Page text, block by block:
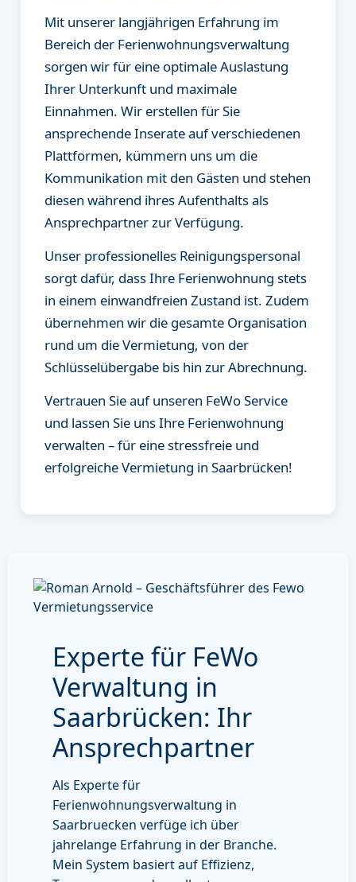
Mit unserer langjährigen Erfahrung im
Bereich der Ferienwohnungsverwaltung
sorgen wir für eine optimale Auslastung
Ihrer Unterkunft und maximale
Einnahmen. Wir erstellen für Sie
ansprechende Inserate auf verschiedenen
Plattformen, kümmern uns um die
Kommunikation mit den Gästen und stehen
diesen während ihres Aufenthalts als
Ansprechpartner zur Verfügung.
Unser professionelles Reinigungspersonal
sorgt dafür, dass Ihre Ferienwohnung stets
in einem einwandfreien Zustand ist. Zudem
übernehmen wir die gesamte Organisation
rund um die Vermietung, von der
Schlüsselübergabe bis hin zur Abrechnung.
Vertrauen Sie auf unseren FeWo Service
und lassen Sie uns Ihre Ferienwohnung
verwalten – für eine stressfreie und
erfolgreiche Vermietung in Saarbrücken!
Experte für FeWo
Verwaltung in
Saarbrücken: Ihr
Ansprechpartner
Als Experte für
Ferienwohnungsverwaltung in
Saarbruecken verfüge ich über
jahrelange Erfahrung in der Branche.
Mein System basiert auf Effizienz,